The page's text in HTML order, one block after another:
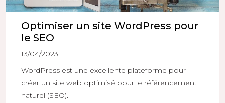
Optimiser un site WordPress pour
le SEO
13/04/2023
WordPress est une excellente plateforme pour
créer un site web optimisé pour le référencement
naturel (SEO).